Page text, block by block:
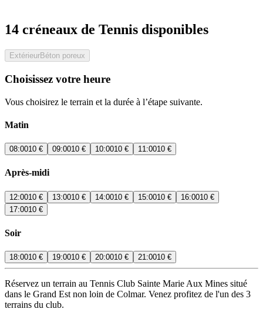
14 créneaux de Tennis disponibles
ExtérieurBéton poreux
Choisissez votre heure
Vous choisirez le terrain et la durée à l’étape suivante.
Matin
08:0010 € 09:0010 € 10:0010 € 11:0010 €
Après-midi
12:0010 € 13:0010 € 14:0010 € 15:0010 € 16:0010 €
17:0010 €
Soir
18:0010 € 19:0010 € 20:0010 € 21:0010 €
Réservez un terrain au Tennis Club Sainte Marie Aux Mines situé
dans le Grand Est non loin de Colmar. Venez profitez de l'un des 3
terrains du club.